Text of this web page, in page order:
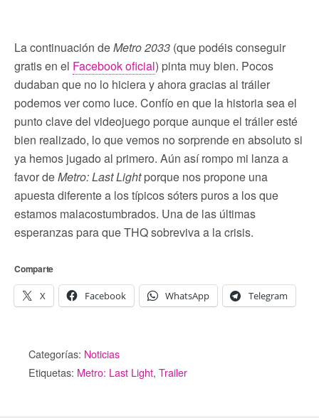
La continuación deMetro 2033 (que podéis conseguir
gratis en el Facebook oficial) pinta muy bien. Pocos
dudaban que no lo hiciera y ahora gracias al tráiler
podemos ver como luce. Confío en que la historia sea el
punto clave del videojuego porque aunque el tráiler esté
bien realizado, lo que vemos no sorprende en absoluto si
ya hemos jugado al primero. Aún así rompo mi lanza a
favor deMetro: Last Lightporque nos propone una
apuesta diferente a los típicos sóters puros a los que
estamos malacostumbrados. Una de las últimas
esperanzas para que THQ sobreviva a la crisis.
Comparte
X Facebook WhatsApp Telegram
Categorías: Noticias
Etiquetas: Metro: Last Light, Trailer